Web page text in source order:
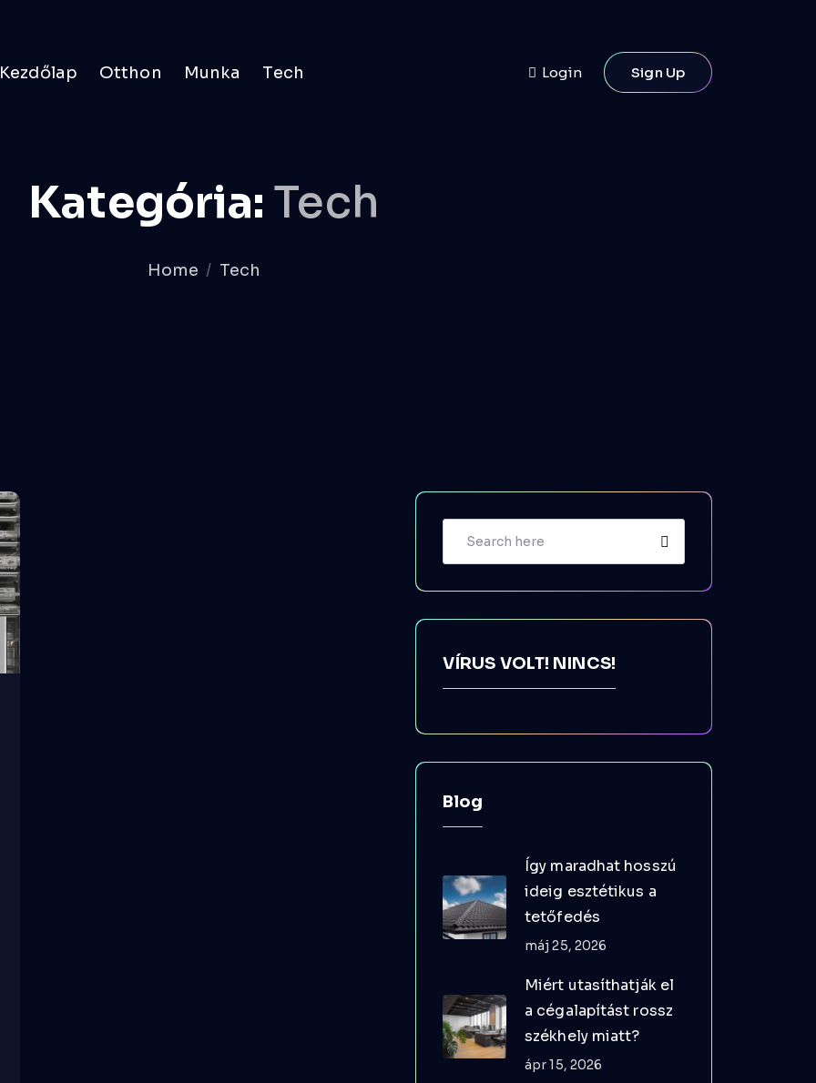
Kezdőlap Otthon Munka Tech Login Sign Up
Kategória: Tech
Home Tech
VÍRUS VOLT! NINCS!
Blog
Így maradhat hosszú
ideig esztétikus a
tetőfedés
máj 25, 2026
Miért utasíthatják el
a cégalapítást rossz
székhely miatt?
ápr 15, 2026